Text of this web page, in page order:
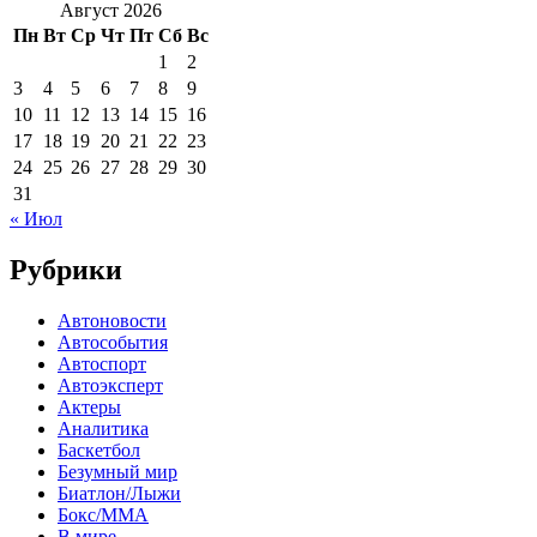
Август 2026
Пн Вт Ср Чт Пт Сб Вс
1
2
3
4 5 6 7 8
9
10 11 12 13 14 15 16
17 18 19 20 21 22 23
24 25 26 27 28 29 30
31
« Июл
Рубрики
Автоновости
Автособытия
Автоспорт
Автоэксперт
Актеры
Аналитика
Баскетбол
Безумный мир
Биатлон/Лыжи
Бокс/MMA